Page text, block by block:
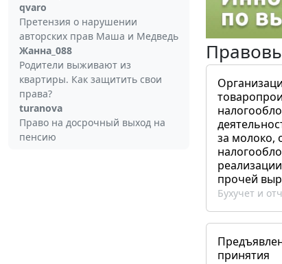
qvaro
Претензия о нарушении
авторских прав Маша и Медведь
Жанна_088
Родители выживают из
квартиры. Как защитить свои
права?
turanova
Право на досрочный выход на
пенсию
за молоко,
прочей
Бухучет и
принятия